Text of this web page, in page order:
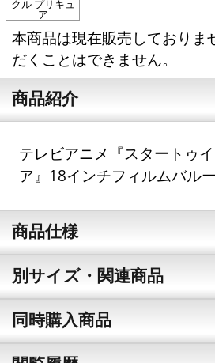
クル プリキュ
ア
本商品は現在販売しておりま
だくことはできません。
商品紹介
テレビアニメ『スタートゥ
ア』18インチフィルムバルー
商品仕様
別サイズ・関連商品
同時購入商品